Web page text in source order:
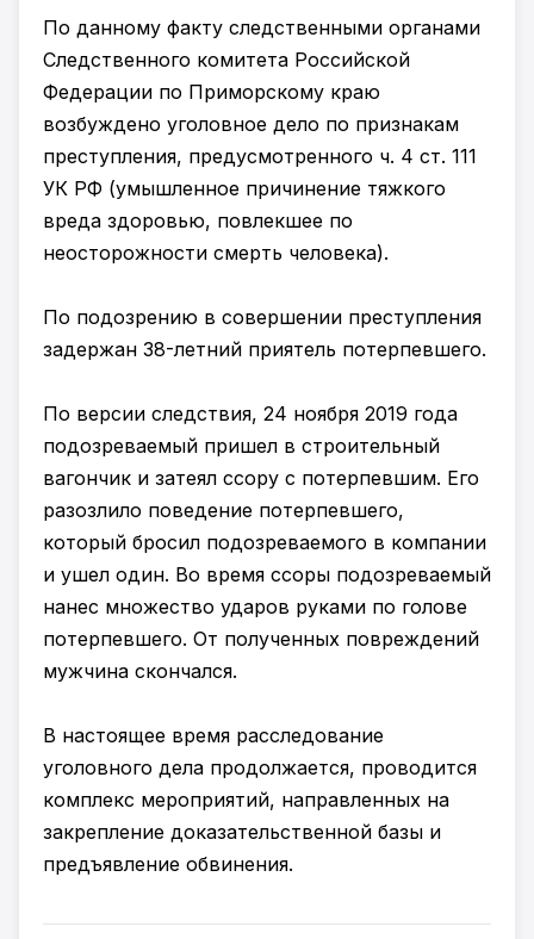
По данному факту следственными органами
Следственного комитета Российской
Федерации по Приморскому краю
возбуждено уголовное дело по признакам
преступления, предусмотренного ч. 4 ст. 111
УК РФ (умышленное причинение тяжкого
вреда здоровью, повлекшее по
неосторожности смерть человека).
По подозрению в совершении преступления
задержан 38-летний приятель потерпевшего.
По версии следствия, 24 ноября 2019 года
подозреваемый пришел в строительный
вагончик и затеял ссору с потерпевшим. Его
разозлило поведение потерпевшего,
который бросил подозреваемого в компании
и ушел один. Во время ссоры подозреваемый
нанес множество ударов руками по голове
потерпевшего. От полученных повреждений
мужчина скончался.
В настоящее время расследование
уголовного дела продолжается, проводится
комплекс мероприятий, направленных на
закрепление доказательственной базы и
предъявление обвинения.